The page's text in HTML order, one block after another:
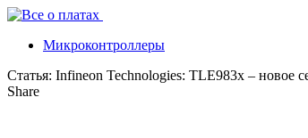
Микроконтроллеры
Статья: Infineon Technologies: TLE983x – новое
Share